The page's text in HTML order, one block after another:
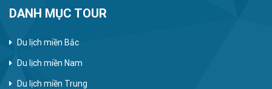
DANH MỤC TOUR
Du lịch miền Bắc
Du lịch miền Nam
Du lịch miền Trung